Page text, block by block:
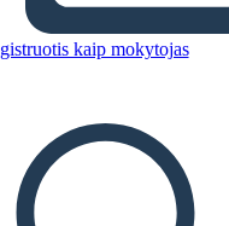
kaip mokytojas
LENTĄ
DEMONSTRACIJĄ